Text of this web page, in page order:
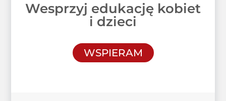
Wesprzyj edukację kobiet
i dzieci
WSPIERAM